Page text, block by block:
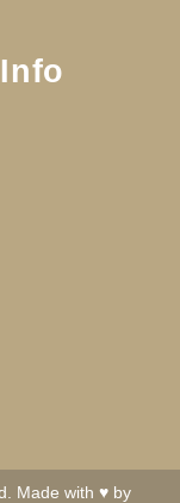
Made with ♥ by